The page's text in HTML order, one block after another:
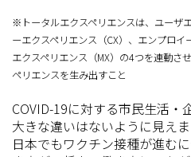
※トータルエクスペリエンスは、ユーザ
ーエクスペリエンス（CX）、エンプロ
エクスペリエンス（MX）の4つを連動さ
ペリエンスを生み出すこと
COVID-19に対する市民生活・
大きな違いはないように見えま
日本でもワクチン接種が進む